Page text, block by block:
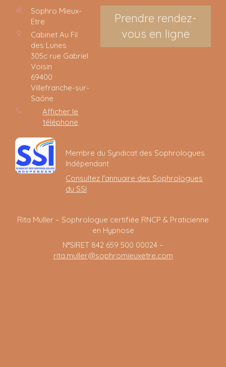
Sophro Mieux-
Etre
Cabinet Au Fil
des Lunes
305c rue Gabriel
Voisin
69400
Villefranche-sur-
Saône
Afficher le
téléphone
Prendre rendez-
vous en ligne
Membre du Syndicat des Sophrologues
Indépendant
Consultez l'annuaire des Sophrologues
du SSI
Rita Muller – Sophrologue certifiée RNCP & Praticienne
en Hypnose
N°SIRET 842 659 500 00024 –
rita.muller@sophromieuxetre.com